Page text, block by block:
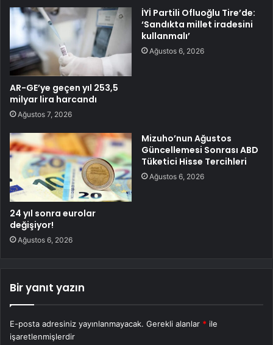
AR-GE’ye geçen yıl 253,5
milyar lira harcandı
Ağustos 7, 2026
İYİ Partili Ofluoğlu Tire’de:
‘Sandıkta millet iradesini
kullanmalı’
Ağustos 6, 2026
24 yıl sonra eurolar
değişiyor!
Ağustos 6, 2026
Mizuho’nun Ağustos
Güncellemesi Sonrası ABD
Tüketici Hisse Tercihleri
Ağustos 6, 2026
Bir yanıt yazın
E-posta adresiniz yayınlanmayacak. Gerekli alanlar * ile
işaretlenmişlerdir